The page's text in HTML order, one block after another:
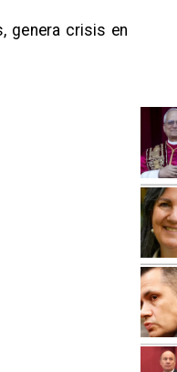
genera crisis en